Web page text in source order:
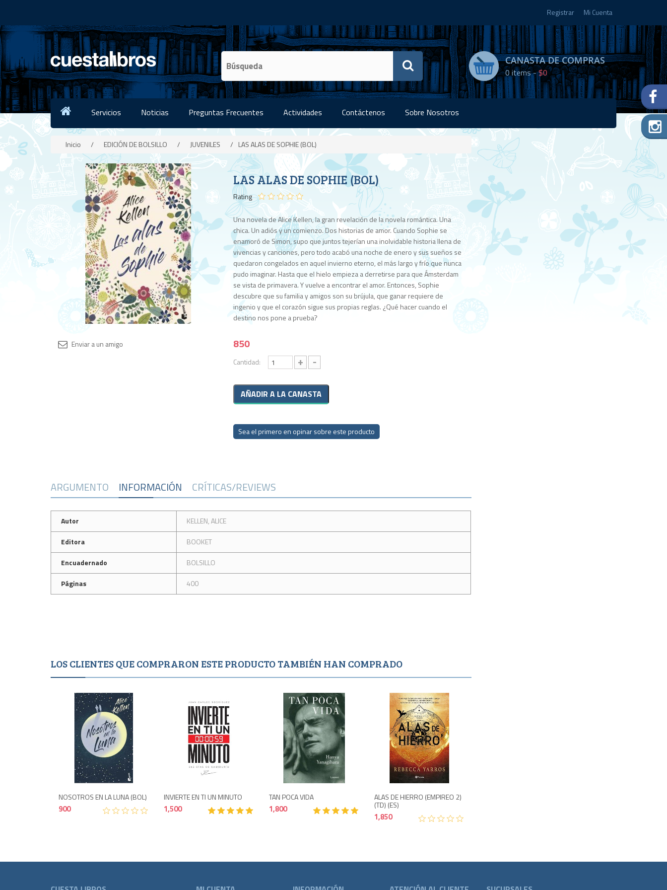
Registrar Mi Cuenta
CANASTA DE COMPRAS
0items -$0
Servicios Noticias Preguntas Frecuentes Actividades Contáctenos Sobre Nosotros
Inicio / EDICIÓN DE BOLSILLO / JUVENILES / LAS ALAS DE SOPHIE (BOL)
LAS ALAS DE SOPHIE (BOL)
Rating
Una novela de Alice Kellen, la gran revelación de la novela romántica. Una
chica. Un adiós y un comienzo. Dos historias de amor. Cuando Sophie se
enamoró de Simon, supo que juntos tejerían una inolvidable historia llena de
vivencias y canciones, pero todo acabó una noche de enero y sus sueños se
quedaron congelados en aquel invierno eterno, el más largo y frío que nunca
pudo imaginar. Hasta que el hielo empieza a derretirse para que Ámsterdam
se vista de primavera. Y vuelve a encontrar el amor. Entonces, Sophie
descubre que su familia y amigos son su brújula, que ganar requiere de
ingenio y que el corazón sigue sus propias reglas. ¿Qué hacer cuando el
destino nos pone a prueba?
Disponibilidad:
stock
850
Cantidad: + -
Sea el primero en opinar sobre este producto
ARGUMENTO INFORMACIÓN CRÍTICAS/REVIEWS
Autor
KELLEN, ALICE
Editora
BOOKET
Encuadernado
BOLSILLO
Páginas
400
LOS CLIENTES QUE COMPRARON ESTE PRODUCTO TAMBIÉN HAN COMPRADO
NOSOTROS EN LA LUNA (BOL)
900
1,500
INVIERTE EN TI UN MINUTO
1,500
Agotado 1,800
TAN POCA VIDA
1,800
ALAS DE HIERRO (EMPIREO 2)
(TD) (ES)
1,850
Agotado